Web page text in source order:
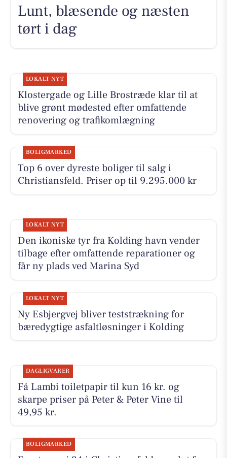
Lunt, blæsende og næsten
tørt i dag
LOKALT NYT
Klostergade og Lille Brostræde klar til at
blive grønt mødested efter omfattende
renovering og trafikomlægning
BOLIGMARKED
Top 6 over dyreste boliger til salg i
Christiansfeld. Priser op til 9.295.000 kr
LOKALT NYT
Den ikoniske tyr fra Kolding havn vender
tilbage efter omfattende reparationer og
får ny plads ved Marina Syd
LOKALT NYT
Ny Esbjergvej bliver teststrækning for
bæredygtige asfaltløsninger i Kolding
DAGLIGVARER
Få Lambi toiletpapir til kun 16 kr. og
skarpe priser på Peter & Peter Vine til
49,95 kr.
BOLIGMARKED